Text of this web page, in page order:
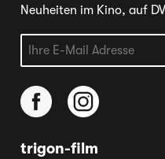
Neuheiten im Kino, auf
trigon-film